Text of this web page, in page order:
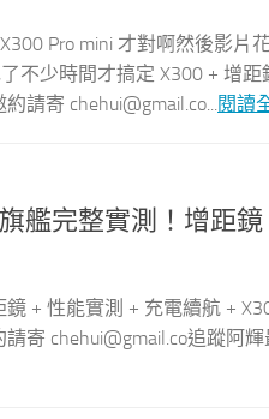
Pro mini 才對啊然後影片
不少時間才搞定 X300 + 增
約請寄 chehui@gmail.co...閱讀
艦完整實測！增距鏡
+ 性能實測 + 充電續航 +
請寄 chehui@gmail.co追蹤阿